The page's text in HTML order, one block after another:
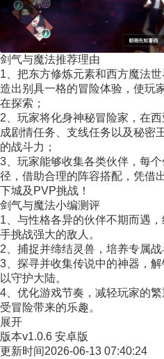
剑气与魔法推荐理由
1、把东方修炼元素和西方魔法
造出别具一格的冒险体验，使玩
在探索；
2、玩家将化身神秘冒险家，在
成剧情任务、支线任务以及秘密
的战斗力；
3、玩家能够收集各类伙伴，每
径，借助合理的阵容搭配，凭借
下城及PVP挑战！
剑气与魔法小编测评
1、与性格各异的伙伴不期而遇
手挑战强大的敌人。
2、捕捉并缔结灵兽，培养专属
3、探寻并收集传说中的神器，
以守护大陆。
4、优化游戏节奏，减轻玩家的
受冒险带来的乐趣。
展开
版本v1.0.6 安卓版
更新时间2026-06-13 07:40:24